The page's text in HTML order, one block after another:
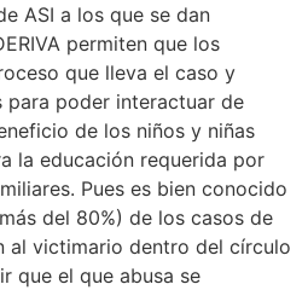
ASI a los que se dan
permiten que los
que lleva el caso y
para poder interactuar de
de los niños y niñas
la educación requerida por
Pues es bien conocido
del 80%) de los casos de
al victimario dentro del círculo
que el que abusa se